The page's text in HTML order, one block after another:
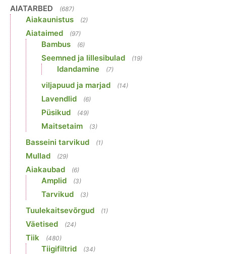
AIATARBED (687)
Aiakaunistus (2)
Aiataimed (97)
Bambus (6)
Seemned ja lillesibulad (19)
Idandamine (7)
viljapuud ja marjad (14)
Lavendlid (6)
Püsikud (49)
Maitsetaim (3)
Basseini tarvikud (1)
Mullad (29)
Aiakaubad (6)
Amplid (3)
Tarvikud (3)
Tuulekaitsevõrgud (1)
Väetised (24)
Tiik (480)
Tiigifiltrid (34)